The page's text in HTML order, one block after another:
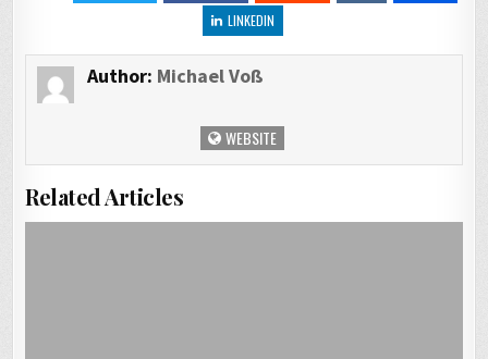
LINKEDIN
Author: Michael Voß
WEBSITE
Related Articles